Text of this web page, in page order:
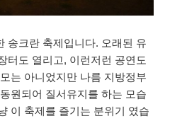
송크란 축제입니다. 오래된 유
터도 열리고, 이런저런 공연도
는 아니었지만 나름 지방정부
원되어 질서유지를 하는 모습
이 축제를 즐기는 분위기 였습